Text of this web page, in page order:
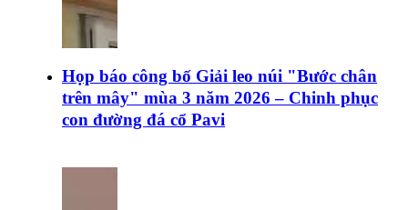
Họp báo công bố Giải leo núi "Bước chân
trên mây" mùa 3 năm 2026 – Chinh phục
con đường đá cổ Pavi